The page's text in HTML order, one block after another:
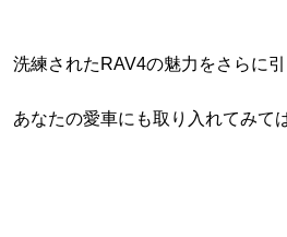
洗練されたRAV4の魅力をさらに
あなたの愛車にも取り入れてみて